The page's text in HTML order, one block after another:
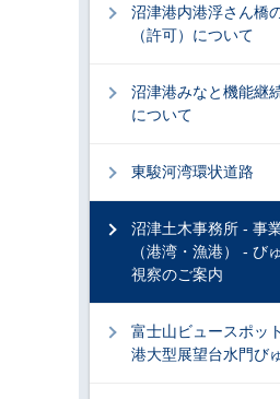
沼津港内港浮さん橋
（許可）について
沼津港みなと機能継
について
東駿河湾環状道路
沼津土木事務所 - 事
（港湾・漁港） - び
視察のご案内
富士山ビュースポッ
港大型展望台水門び